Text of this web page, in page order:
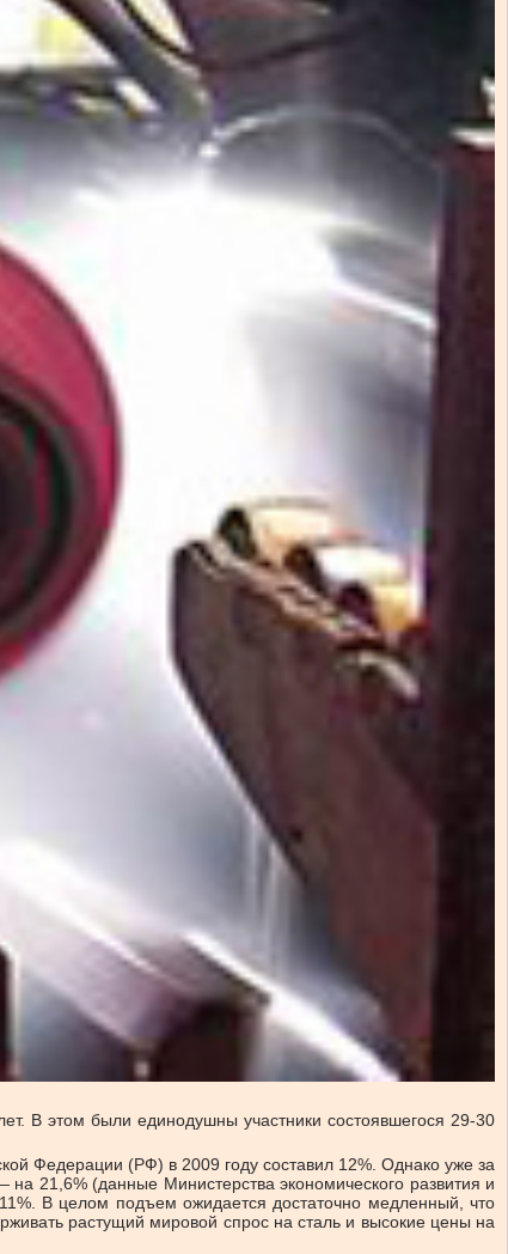
В этом были единодушны участники состоявшегося 29-30
Федерации (РФ) в 2009 году составил 12%. Однако уже за
21,6% (данные Министерства экономического развития и
В целом подъем ожидается достаточно медленный, что
растущий мировой спрос на сталь и высокие цены на